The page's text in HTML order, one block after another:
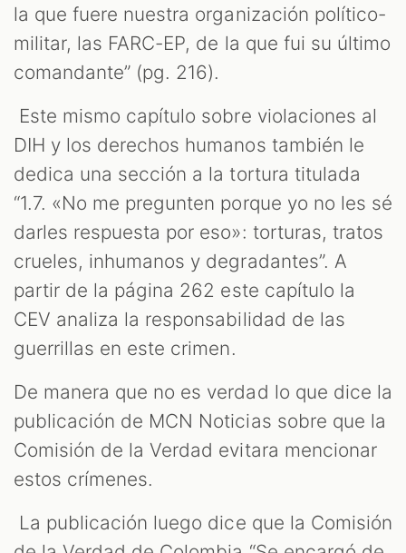
la que fuere nuestra organización político-
militar, las FARC-EP, de la que fui su último
comandante” (pg. 216).
Este mismo capítulo sobre violaciones al
DIH y los derechos humanos también le
dedica una sección a la tortura titulada
“1.7. «No me pregunten porque yo no les sé
darles respuesta por eso»: torturas, tratos
crueles, inhumanos y degradantes”. A
partir de la página 262 este capítulo la
CEV analiza la responsabilidad de las
guerrillas en este crimen.
De manera que no es verdad lo que dice la
publicación de MCN Noticias sobre que la
Comisión de la Verdad evitara mencionar
estos crímenes.
La publicación luego dice que la Comisión